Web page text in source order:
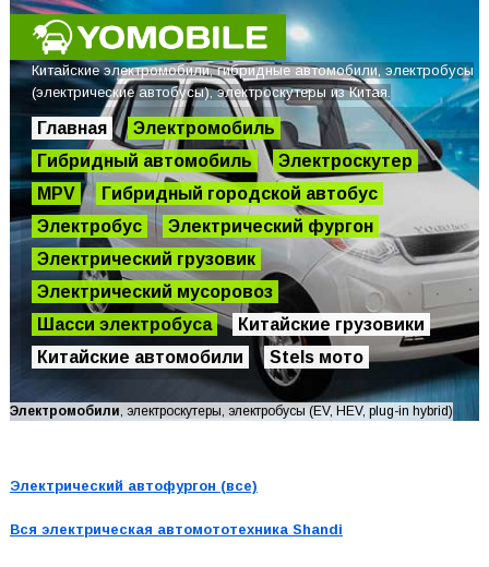
Китайские электромобили, гибридные автомобили, электробусы
(электрические автобусы), электроскутеры из Китая.
Главная
Электромобиль
Гибридный автомобиль
Электроскутер
MPV
Гибридный городской автобус
Электробус
Электрический фургон
Электрический грузовик
Электрический мусоровоз
Шасси электробуса
Китайские грузовики
Китайские автомобили
Stels мото
Электромобили , электроскутеры, электробусы (EV, HEV, plug-in hybrid)
Электрический автофургон (все)
Вся электрическая автомототехника Shandi